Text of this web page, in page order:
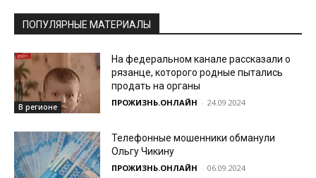
ПОПУЛЯРНЫЕ МАТЕРИАЛЫ
В регионе
На федеральном канале рассказали о
рязанце, которого родные пытались
продать на органы
ПРОЖИЗНЬ.ОНЛАЙН - 24.09.2024
Телефонные мошенники обманули
Ольгу Чикину
ПРОЖИЗНЬ.ОНЛАЙН - 06.09.2024